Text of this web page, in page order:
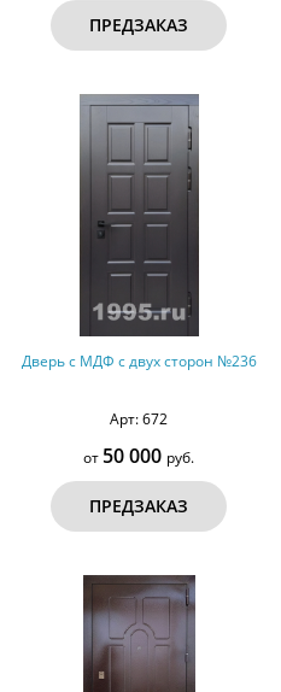
ПРЕДЗАКАЗ
Дверь с МДФ с двух сторон №236
Арт: 672
от 50 000 руб.
ПРЕДЗАКАЗ